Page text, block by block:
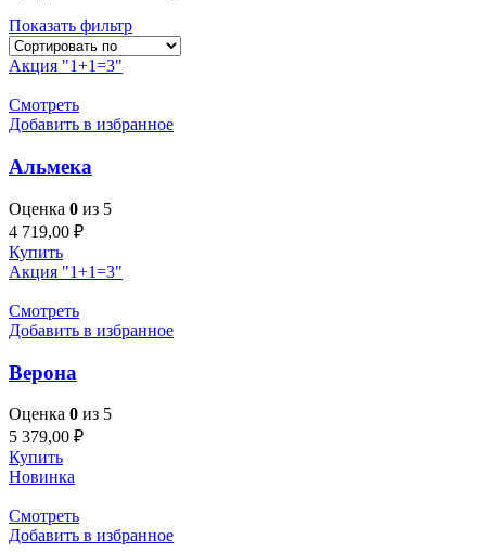
Показать фильтр
Акция "1+1=3"
Смотреть
Добавить в избранное
Альмека
Оценка 0 из 5
4 719,00 ₽
Купить
Акция "1+1=3"
Смотреть
Добавить в избранное
Верона
Оценка 0 из 5
5 379,00 ₽
Купить
Новинка
Смотреть
Добавить в избранное